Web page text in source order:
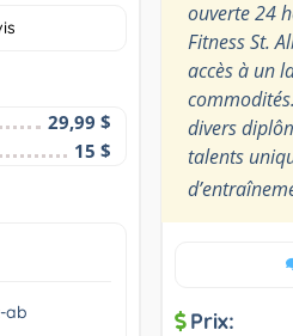
29,99 $
15 $
ab
ouverte 24
Fitness St.
accès à un
divers
talents
Prix: